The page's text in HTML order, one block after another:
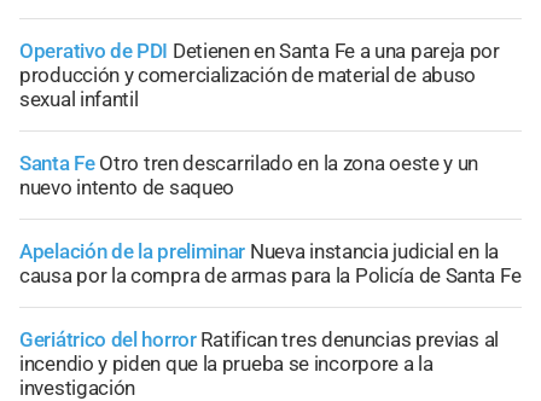
Operativo de PDI Detienen en Santa Fe a una pareja por
producción y comercialización de material de abuso
sexual infantil
Santa Fe Otro tren descarrilado en la zona oeste y un
nuevo intento de saqueo
Apelación de la preliminar Nueva instancia judicial en la
causa por la compra de armas para la Policía de Santa Fe
Geriátrico del horror Ratifican tres denuncias previas al
incendio y piden que la prueba se incorpore a la
investigación